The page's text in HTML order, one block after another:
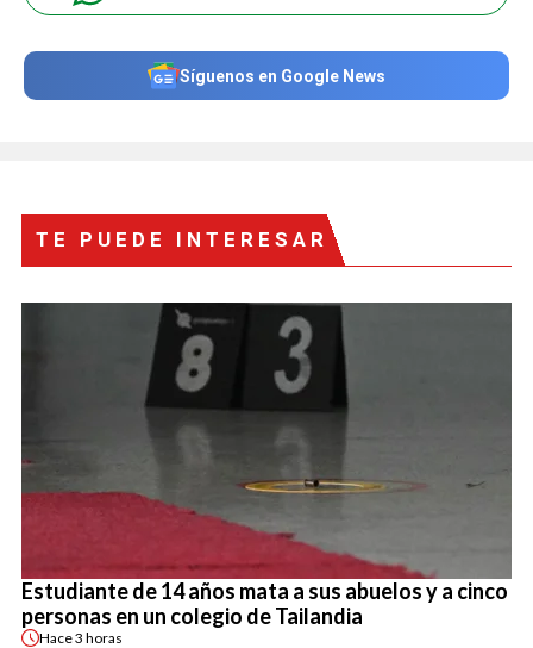
Síguenos en Google News
TE PUEDE INTERESAR
Estudiante de 14 años mata a sus abuelos y a cinco
personas en un colegio de Tailandia
Hace3 horas